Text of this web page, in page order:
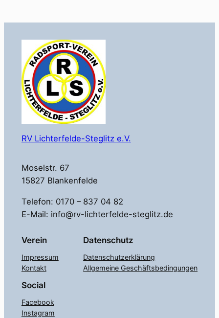
RV Lichterfelde-Steglitz e.V.
Moselstr. 67
15827 Blankenfelde
Telefon: 0170 – 837 04 82
E-Mail: info@rv-lichterfelde-steglitz.de
Verein
Impressum
Kontakt
Datenschutz
Datenschutzerklärung
Allgemeine Geschäftsbedingungen
Social
Facebook
Instagram